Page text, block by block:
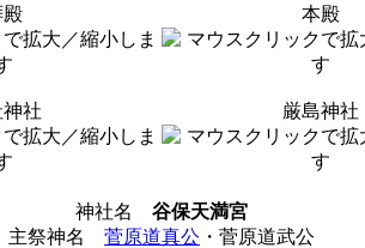
本殿
社 厳島神社
神社名 谷保天満宮
主祭神名 菅原道真公 ・菅原道武公